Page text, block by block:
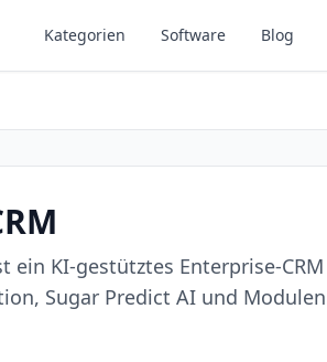
Kategorien Software Blog
ein KI-gestütztes Enterprise-
Sugar Predict AI und